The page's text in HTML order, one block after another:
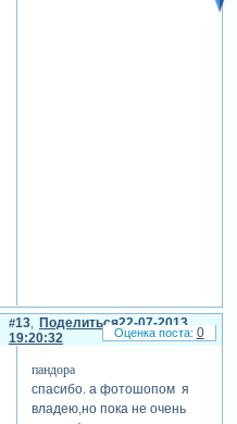
Поделиться
13
22-07-2013
19:20:32
пандора
спасибо. а фотошопом я
владею,но пока не очень
0